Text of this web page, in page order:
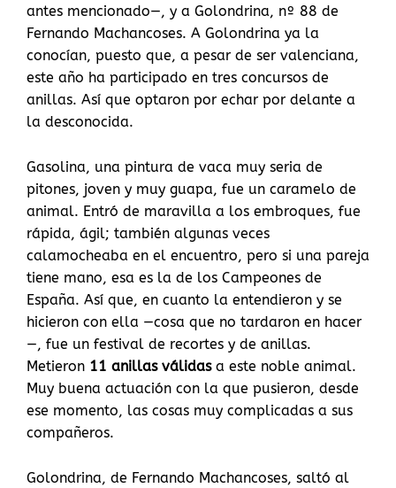
antes mencionado—, y a Golondrina, nº 88 de
Fernando Machancoses. A Golondrina ya la
conocían, puesto que, a pesar de ser valenciana,
este año ha participado en tres concursos de
anillas. Así que optaron por echar por delante a
la desconocida.
Gasolina, una pintura de vaca muy seria de
pitones, joven y muy guapa, fue un caramelo de
animal. Entró de maravilla a los embroques, fue
rápida, ágil; también algunas veces
calamocheaba en el encuentro, pero si una pareja
tiene mano, esa es la de los Campeones de
España. Así que, en cuanto la entendieron y se
hicieron con ella —cosa que no tardaron en hacer
—, fue un festival de recortes y de anillas.
Metieron 11 anillas válidas a este noble animal.
Muy buena actuación con la que pusieron, desde
ese momento, las cosas muy complicadas a sus
compañeros.
Golondrina, de Fernando Machancoses, saltó al